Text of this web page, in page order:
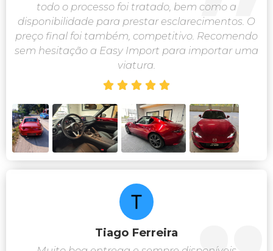
todo o processo foi tratado, bem como a
disponibilidade para prestar esclarecimentos. O
preço final foi também, competitivo. Recomendo
sem hesitação a Easy Import para importar uma
viatura.
    
Tiago Ferreira